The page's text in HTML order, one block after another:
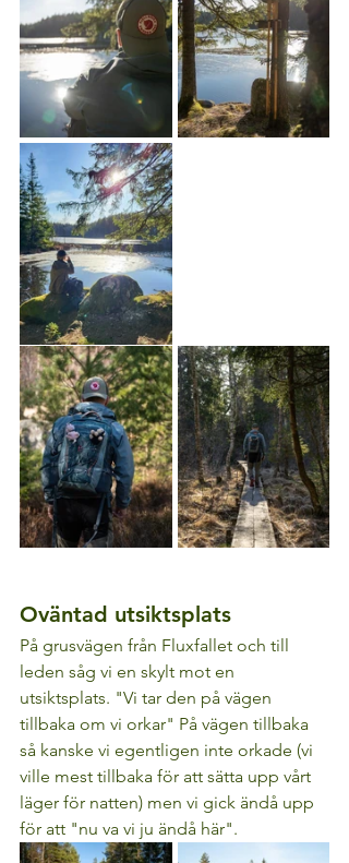
Oväntad utsiktsplats
På grusvägen från Fluxfallet och till
leden såg vi en skylt mot en
utsiktsplats. "Vi tar den på vägen
tillbaka om vi orkar" På vägen tillbaka
så kanske vi egentligen inte orkade (vi
ville mest tillbaka för att sätta upp vårt
läger för natten) men vi gick ändå upp
för att "nu va vi ju ändå här".